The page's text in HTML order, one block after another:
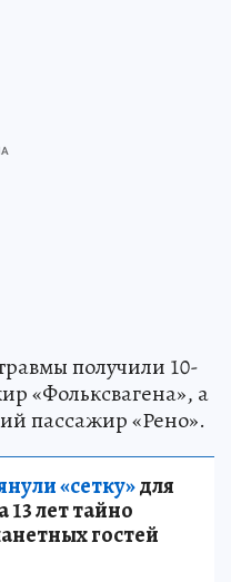
получили 10-
«Фольксвагена», а
пассажир «Рено».
«сетку»для
лет тайно
гостей